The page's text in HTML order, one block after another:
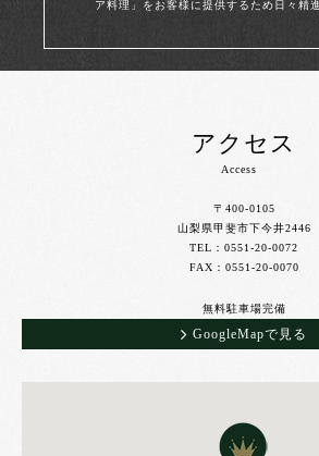
ア料理」をお客様に提供するため日々精
アクセス
Access
〒400-0105
山梨県甲斐市下今井2446
TEL：0551-20-0072
FAX：0551-20-0070
無料駐車場完備
GoogleMapで見る